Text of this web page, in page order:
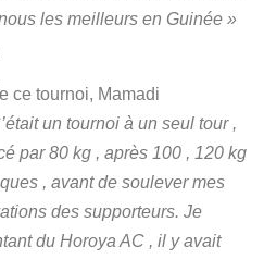
les meilleurs en Guinée »
ce tournoi, Mamadi
un tournoi à un seul tour ,
par 80 kg , après 100 , 120 kg
, avant de soulever mes
des supporteurs. Je
du Horoya AC , il y avait